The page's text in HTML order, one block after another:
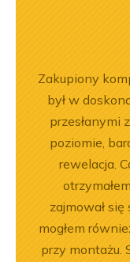
Zakupiony
był w
przesłanymi
poziomie,
rewelacja.
zajmował
mogłem
przy montażu.